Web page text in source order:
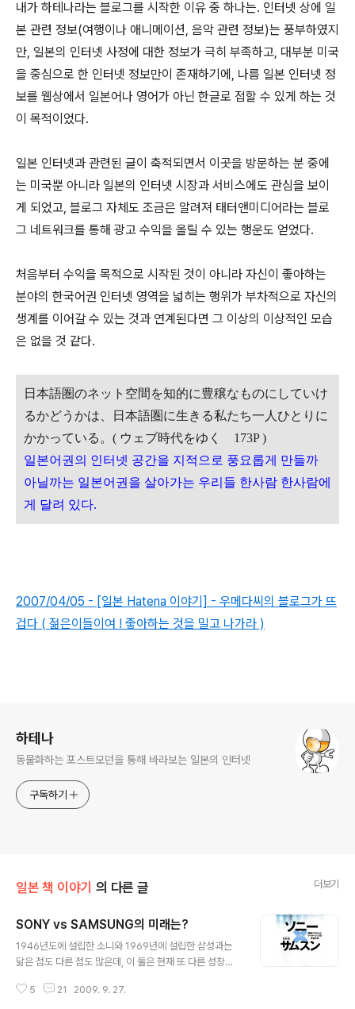
내가 하테나라는 블로그를 시작한 이유 중 하나는. 인터넷 상에 일
본 관련 정보(여행이나 애니메이션, 음악 관련 정보)는 풍부하였지
만, 일본의 인터넷 사정에 대한 정보가 극히 부족하고, 대부분 미국
을 중심으로 한 인터넷 정보만이 존재하기에, 나름 일본 인터넷 정
보를 웹상에서 일본어나 영어가 아닌 한글로 접할 수 있게 하는 것
이 목적이었다.
일본 인터넷과 관련된 글이 축적되면서 이곳을 방문하는 분 중에
는 미국뿐 아니라 일본의 인터넷 시장과 서비스에도 관심을 보이
게 되었고, 블로그 자체도 조금은 알려져 태터앤미디어라는 블로
그 네트워크를 통해 광고 수익을 올릴 수 있는 행운도 얻었다.
처음부터 수익을 목적으로 시작된 것이 아니라 자신이 좋아하는
분야의 한국어권 인터넷 영역을 넓히는 행위가 부차적으로 자신의
생계를 이어갈 수 있는 것과 연계된다면 그 이상의 이상적인 모습
은 없을 것 같다.
日本語圏のネット空間を知的に豊穣なものにしていけ
るかどうかは、日本語圏に生きる私たち一人ひとりに
かかっている。( ウェブ時代をゆく 173P )
일본어권의 인터넷 공간을 지적으로 풍요롭게 만들까
아닐까는 일본어권을 살아가는 우리들 한사람 한사람에
게 달려 있다.
2007/04/05 - [일본 Hatena 이야기] - 우메다씨의 블로그가 뜨
겁다 ( 젊은이들이여 ! 좋아하는 것을 밀고 나가라 )
하테나
동물화하는 포스트모던을 통해 바라보는 일본의 인터넷
구독하기
일본 책 이야기 의 다른 글 더보기
SONY vs SAMSUNG의 미래는?
1946년도에 설립한 소니와 1969년에 설립한 삼성과는
닮은 점도 다른 점도 많은데, 이 둘은 현재 또 다른 성장을
성의 대조적인 모습을 보이고 있다. 삼성과 소니의 과거와
5 21 2009. 9. 27.